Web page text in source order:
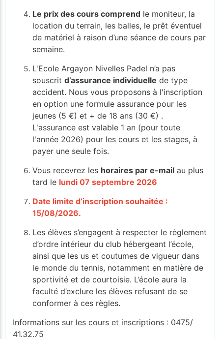
Le prix des cours comprend le moniteur, la
location du terrain, les balles, le prêt éventuel
de matériel à raison d’une séance de cours par
semaine.
L'Ecole Argayon Nivelles Padel n’a pas
souscrit d’assurance individuelle de type
accident. Nous vous proposons à l'inscription
en option une formule assurance pour les
jeunes (5 €) et + de 18 ans (30 €) .
L'assurance est valable 1 an (pour toute
l'année 2026) pour les cours et les stages, à
payer une seule fois.
Vous recevrez les horaires par e-mail au plus
tard le lundi 07 septembre 2026
Date limite d’inscription souhaitée :
15/08/2026.
Les élèves s’engagent à respecter le règlement
d’ordre intérieur du club hébergeant l’école,
ainsi que les us et coutumes de vigueur dans
le monde du tennis, notamment en matière de
sportivité et de courtoisie. L’école aura la
faculté d’exclure les élèves refusant de se
conformer à ces règles.
Informations sur les cours et inscriptions : 0475/
41.32.75